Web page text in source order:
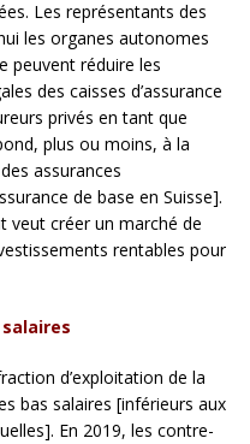
Les représentants des
les organes autonomes
peuvent réduire les
des caisses d’assurance
privés en tant que
plus ou moins, à la
assurances
de base en Suisse].
veut créer un marché de
rentables pour
d’exploitation de la
bas salaires [inférieurs aux
En 2019, les contre-